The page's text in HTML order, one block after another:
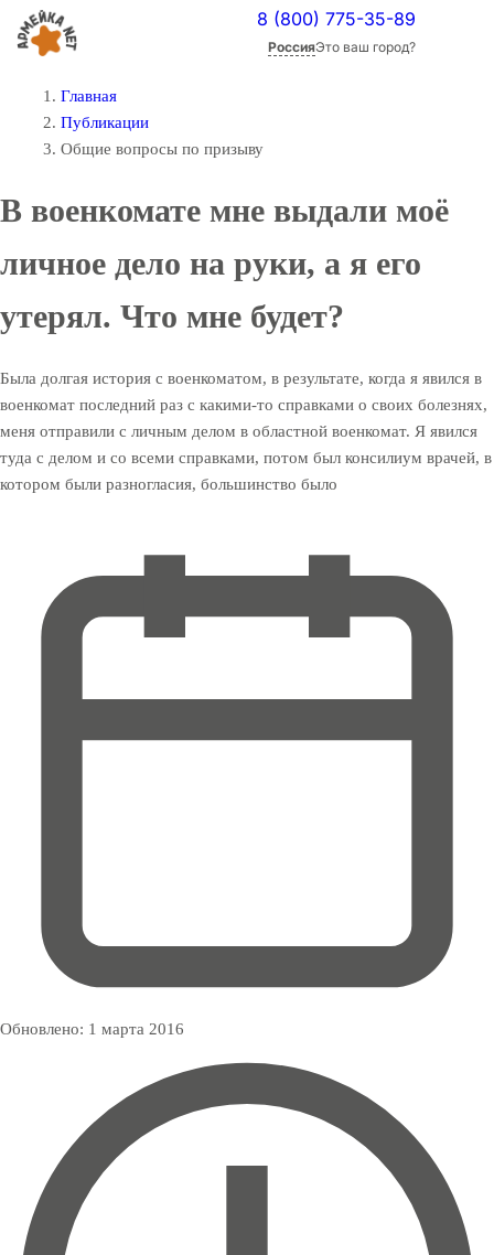
8 (800) 775-35-89
РоссияЭто ваш город?
Главная
Публикации
Общие вопросы по призыву
В военкомате мне выдали моё
личное дело на руки, а я его
утерял. Что мне будет?
Была долгая история с военкоматом, в результате, когда я явился в
военкомат последний раз с какими-то справками о своих болезнях,
меня отправили с личным делом в областной военкомат. Я явился
туда с делом и со всеми справками, потом был консилиум врачей, в
котором были разногласия, большинство было
Обновлено: 1 марта 2016